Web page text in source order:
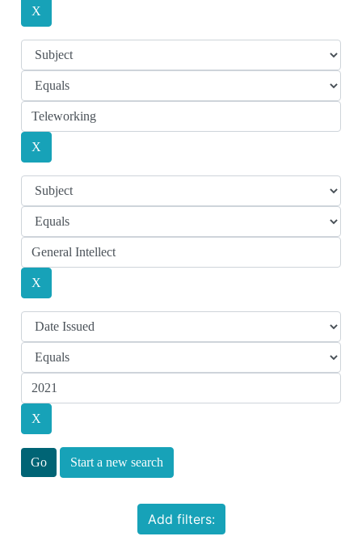
Start a new search
Add filters: